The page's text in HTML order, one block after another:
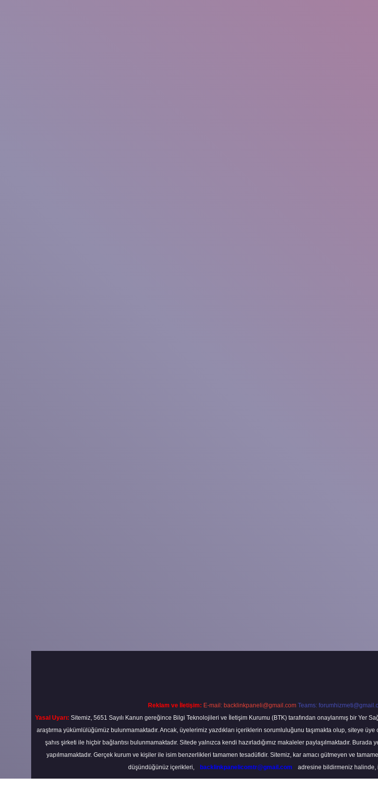
Reklam ve İletişim: E-mail: backlinkpaneli@gmail.com Teams:
Yasal Uyarı: Sitemiz, 5651 Sayılı Kanun gereğince Bilgi Teknolojileri ve İletişim Kurumu (BTK) tarafından onaylanmış bir Yer
araştırma yükümlülüğümüz bulunmamaktadır. Ancak, üyelerimiz yazdıkları içeriklerin sorumluluğunu taşımakta olup, siteye
şahıs şirketi ile hiçbir bağlantısı bulunmamaktadır. Sitede yalnızca kendi hazırladığımız makaleler paylaşılmaktadır.
yapılmamaktadır. Gerçek kurum ve kişiler ile isim benzerlikleri tamamen tesadüfidir. Sitemiz, kar amacı gütmeyen ve
düşündüğünüz içerikleri,
backlinkpanelicomtr@gmail.com adresine bildirmeniz halinde,